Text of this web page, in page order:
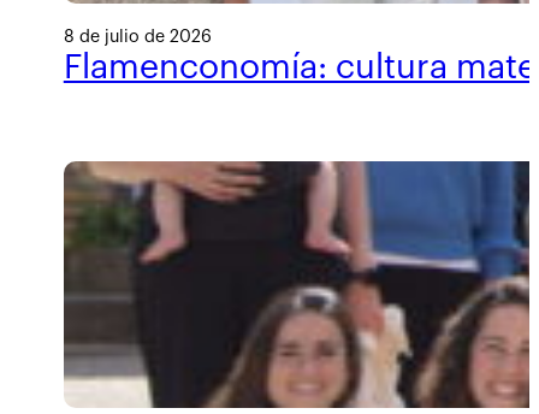
8 de julio de 2026
Flamenconomía: cultura